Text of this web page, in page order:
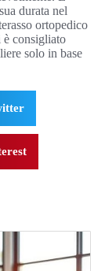
durata nel
ortopedico
è consigliato
solo in base